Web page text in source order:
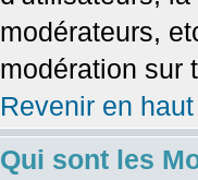
modérateurs,
modération sur
Revenir en
Qui sont les